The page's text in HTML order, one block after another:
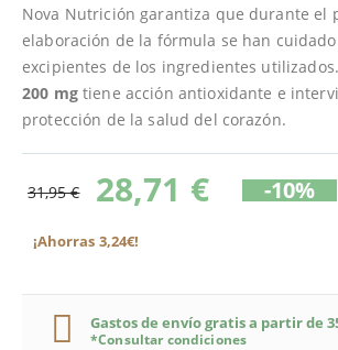
Nova Nutrición garantiza que durante el
elaboración de la fórmula se han
excipientes de los ingredientes utilizados.
200 mgtiene acción antioxidante e
protección de la salud del corazón.
31,95 € 28,71 € -10%
¡Ahorras 3,24€!
Gastos de envío gratis a partir de
*Consultar condiciones